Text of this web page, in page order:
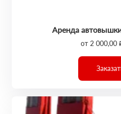
Аренда
от 2 000,00